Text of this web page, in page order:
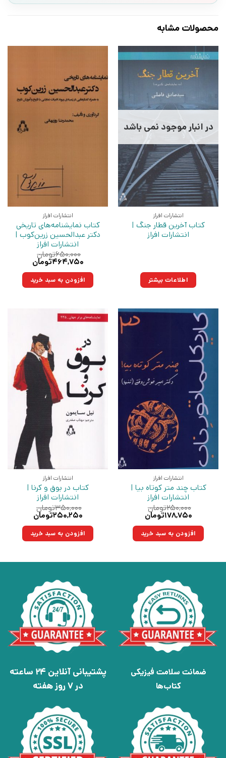
محصولات مشابه
در انبار موجود نمی باشد
انتشارات افراز
کتاب آخرین قطار جنگ |
انتشارات افراز
اطلاعات بیشتر
انتشارات افراز
کتاب نمایشنامه‌های تاریخی
دکتر عبدالحسین زرین‌کوب |
انتشارات افراز
۶۵۰,۰۰۰تومان
قیمت
۶۵۰,۰۰۰تومان
بود.
۴۶۴,۷۵۰تومان
۴۶۴,۷۵۰تومان.افزودن به سبد خرید
انتشارات افراز
کتاب چند متر کوتاه‌ بیا |
انتشارات افراز
۲۵۰,۰۰۰تومان
قیمت
۲۵۰,۰۰۰تومان
بود.
۱۷۸,۷۵۰تومان
۱۷۸,۷۵۰تومان.افزودن به سبد خرید
انتشارات افراز
کتاب در بوق و کرنا |
انتشارات افراز
۳۵۰,۰۰۰تومان
قیمت
۳۵۰,۰۰۰تومان
بود.
۲۵۰,۲۵۰تومان
۲۵۰,۲۵۰تومان.افزودن به سبد خرید
ضمانت سلامت فیزیکی
کتاب‌ها
پشتیبانی آنلاین 24 ساعته
در 7 روز هفته